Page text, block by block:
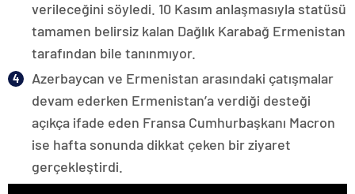
verileceğini söyledi. 10 Kasım anlaşmasıyla statüsü
tamamen belirsiz kalan Dağlık Karabağ Ermenistan
tarafından bile tanınmıyor.
Azerbaycan ve Ermenistan arasındaki çatışmalar
devam ederken Ermenistan’a verdiği desteği
açıkça ifade eden Fransa Cumhurbaşkanı Macron
ise hafta sonunda dikkat çeken bir ziyaret
gerçekleştirdi.